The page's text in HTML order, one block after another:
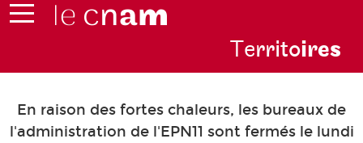
Territoires
En raison des fortes chaleurs, les bureaux de
l'administration de l'EPN11 sont fermés le lundi